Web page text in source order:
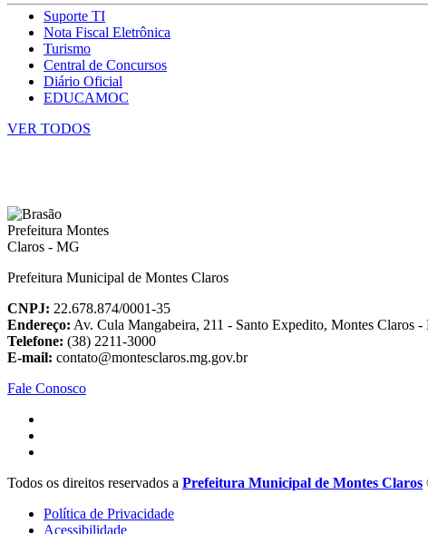
Suporte TI
Nota Fiscal Eletrônica
Turismo
Central de Concursos
Diário Oficial
EDUCAMOC
VER TODOS
Prefeitura Municipal de Montes Claros
CNPJ: 22.678.874/0001-35
Endereço: Av. Cula Mangabeira, 211 - Santo Expedito, Montes Claros
Telefone: (38) 2211-3000
E-mail: contato@montesclaros.mg.gov.br
Fale Conosco
Todos os direitos reservados a Prefeitura Municipal de Montes Claros
Política de Privacidade
Acessibilidade